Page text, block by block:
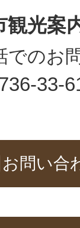
観光案
でのお
33-
お問い合